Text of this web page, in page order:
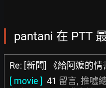
pantani 在 PTT
Re: [新聞] 《給阿嬤的
[ movie ] 41 留言, 推噓